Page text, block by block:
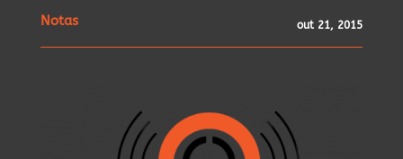
Notas out 21, 2015